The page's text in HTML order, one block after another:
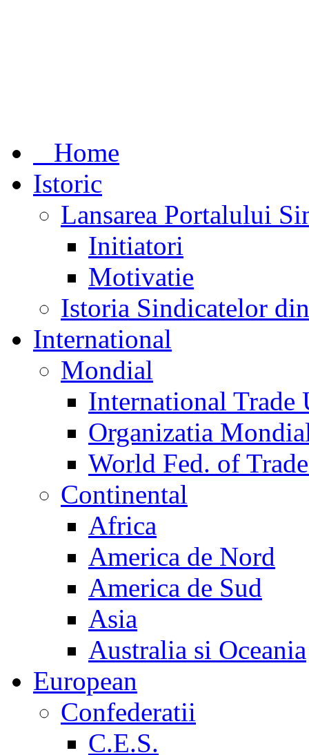
Home
Istoric
Lansarea Portalului
Initiatori
Motivatie
Istoria Sindicatelor
International
Mondial
International Trade
Organizatia
World Fed. of
Continental
Africa
America de Nord
America de Sud
Asia
Australia si Oceania
European
Confederatii
C.E.S.